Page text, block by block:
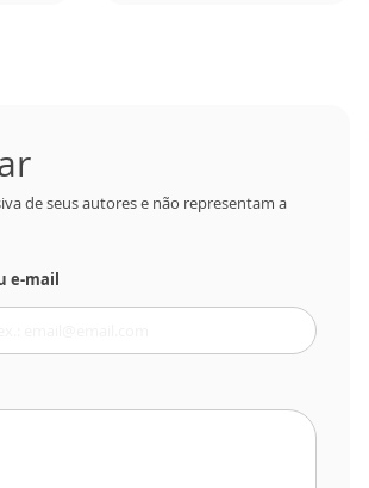
de seus autores e não representam a
e-mail